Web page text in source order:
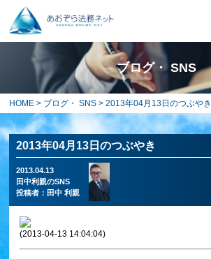
ブログ・ SNS
HOME > ブログ・ SNS > 2013年04月13日のつぶやき
2013年04月13日のつぶやき
2013.04.13
田中利親のSNS
投稿者： 田中 利親
(2013-04-13 14:04:04)